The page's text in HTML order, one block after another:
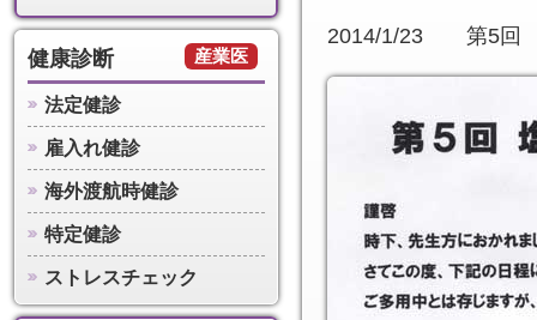
健康診断 産業医
法定健診
雇入れ健診
海外渡航時健診
特定健診
ストレスチェック
2014/1/23 第5回